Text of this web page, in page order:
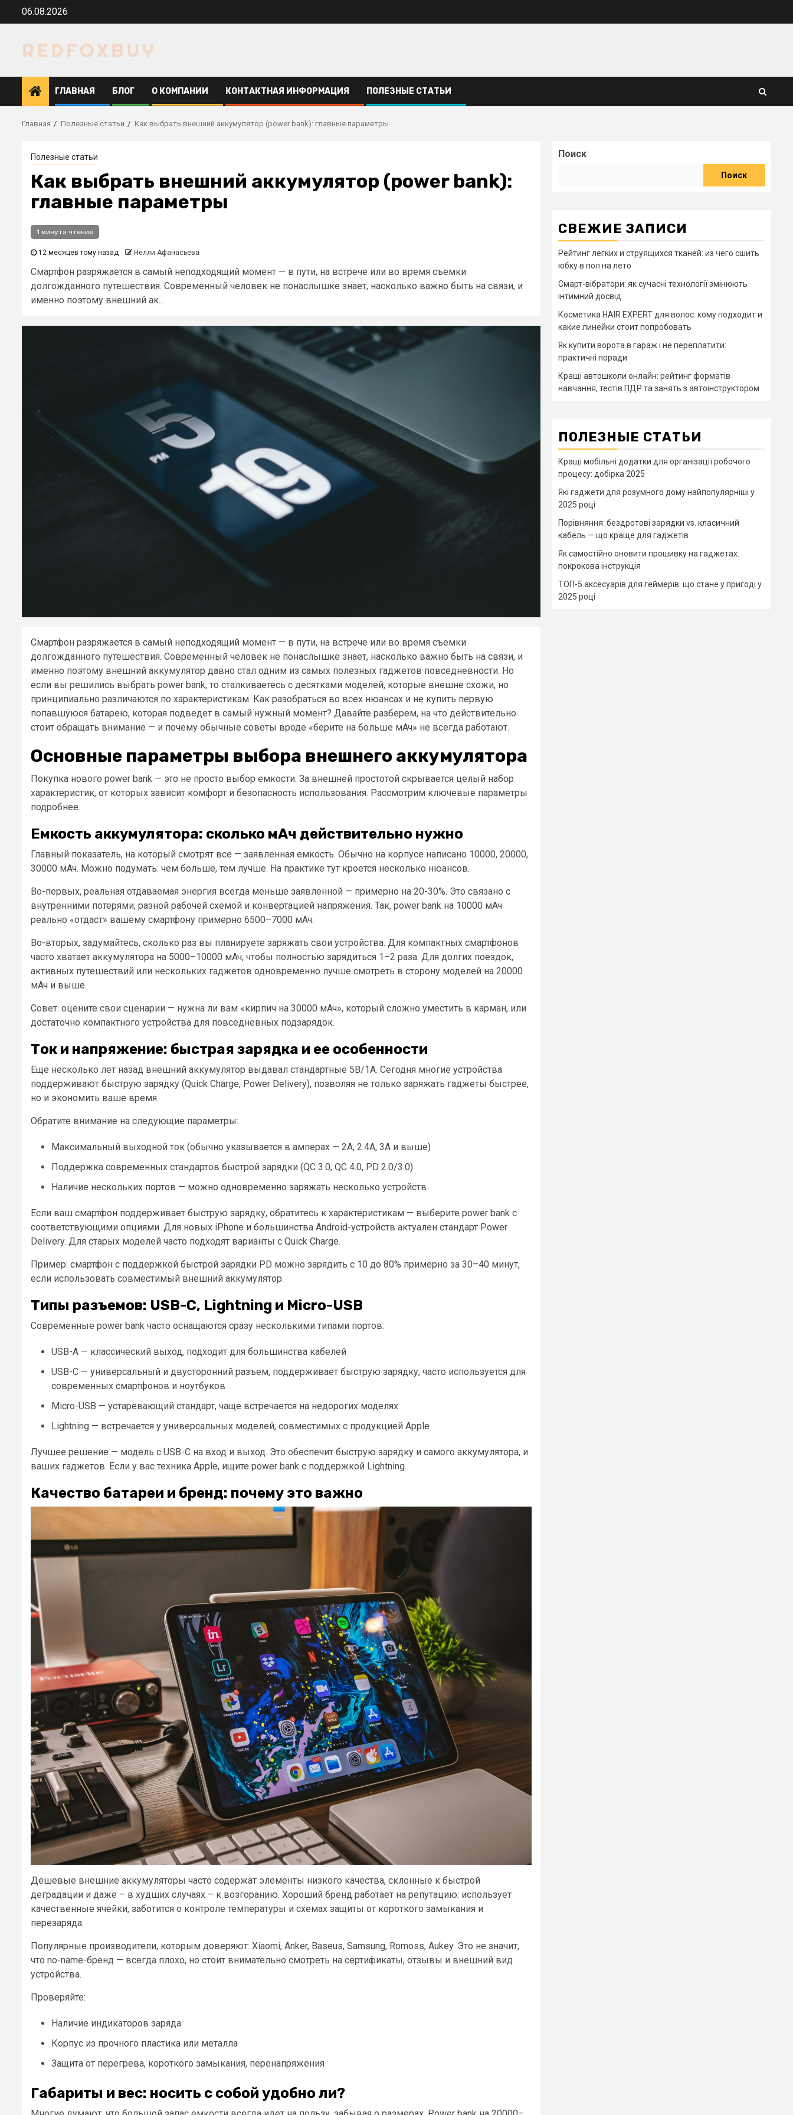
Перейти06.08.2026
ГЛАВНАЯ БЛОГ О КОМПАНИИ КОНТАКТНАЯ ИНФОРМАЦИЯ ПОЛЕЗНЫЕ СТАТЬИ
Главная Полезные статьи Как выбрать внешний аккумулятор (power bank): главные параметры
Полезные статьи
Как выбрать внешний аккумулятор (power bank):
главные параметры
1 минута чтение
12 месяцев тому назад Нелли Афанасьева
Смартфон разряжается в самый неподходящий момент — в пути, на встрече или во время съемки
долгожданного путешествия. Современный человек не понаслышке знает, насколько важно быть на связи, и
именно поэтому внешний ак...
Смартфон разряжается в самый неподходящий момент — в пути, на встрече или во время съемки
долгожданного путешествия. Современный человек не понаслышке знает, насколько важно быть на связи, и
именно поэтому внешний аккумулятор давно стал одним из самых полезных гаджетов повседневности. Но
если вы решились выбрать power bank, то сталкиваетесь с десятками моделей, которые внешне схожи, но
принципиально различаются по характеристикам. Как разобраться во всех нюансах и не купить первую
попавшуюся батарею, которая подведет в самый нужный момент? Давайте разберем, на что действительно
стоит обращать внимание — и почему обычные советы вроде «берите на больше мАч» не всегда работают.
Основные параметры выбора внешнего аккумулятора
Покупка нового power bank — это не просто выбор емкости. За внешней простотой скрывается целый набор
характеристик, от которых зависит комфорт и безопасность использования. Рассмотрим ключевые параметры
подробнее.
Емкость аккумулятора: сколько мАч действительно нужно
Главный показатель, на который смотрят все — заявленная емкость. Обычно на корпусе написано 10000, 20000,
30000 мАч. Можно подумать: чем больше, тем лучше. На практике тут кроется несколько нюансов.
Во-первых, реальная отдаваемая энергия всегда меньше заявленной — примерно на 20-30%. Это связано с
внутренними потерями, разной рабочей схемой и конвертацией напряжения. Так, power bank на 10000 мАч
реально «отдаст» вашему смартфону примерно 6500–7000 мАч.
Во-вторых, задумайтесь, сколько раз вы планируете заряжать свои устройства. Для компактных смартфонов
часто хватает аккумулятора на 5000–10000 мАч, чтобы полностью зарядиться 1–2 раза. Для долгих поездок,
активных путешествий или нескольких гаджетов одновременно лучше смотреть в сторону моделей на 20000
мАч и выше.
Совет: оцените свои сценарии — нужна ли вам «кирпич на 30000 мАч», который сложно уместить в карман, или
достаточно компактного устройства для повседневных подзарядок.
Ток и напряжение: быстрая зарядка и ее особенности
Еще несколько лет назад внешний аккумулятор выдавал стандартные 5В/1А. Сегодня многие устройства
поддерживают быструю зарядку (Quick Charge, Power Delivery), позволяя не только заряжать гаджеты быстрее,
но и экономить ваше время.
Обратите внимание на следующие параметры:
Максимальный выходной ток (обычно указывается в амперах — 2А, 2.4А, 3А и выше)
Поддержка современных стандартов быстрой зарядки (QC 3.0, QC 4.0, PD 2.0/3.0)
Наличие нескольких портов — можно одновременно заряжать несколько устройств
Если ваш смартфон поддерживает быструю зарядку, обратитесь к характеристикам — выберите power bank с
соответствующими опциями. Для новых iPhone и большинства Android-устройств актуален стандарт Power
Delivery. Для старых моделей часто подходят варианты с Quick Charge.
Пример: смартфон с поддержкой быстрой зарядки PD можно зарядить с 10 до 80% примерно за 30–40 минут,
если использовать совместимый внешний аккумулятор.
Типы разъемов: USB-C, Lightning и Micro-USB
Современные power bank часто оснащаются сразу несколькими типами портов:
USB-A — классический выход, подходит для большинства кабелей
USB-C — универсальный и двусторонний разъем, поддерживает быструю зарядку, часто используется для
современных смартфонов и ноутбуков
Micro-USB — устаревающий стандарт, чаще встречается на недорогих моделях
Lightning — встречается у универсальных моделей, совместимых с продукцией Apple
Лучшее решение — модель с USB-C на вход и выход. Это обеспечит быструю зарядку и самого аккумулятора, и
ваших гаджетов. Если у вас техника Apple, ищите power bank с поддержкой Lightning.
Качество батареи и бренд: почему это важно
Дешевые внешние аккумуляторы часто содержат элементы низкого качества, склонные к быстрой
деградации и даже – в худших случаях – к возгоранию. Хороший бренд работает на репутацию: использует
качественные ячейки, заботится о контроле температуры и схемах защиты от короткого замыкания и
перезаряда.
Популярные производители, которым доверяют: Xiaomi, Anker, Baseus, Samsung, Romoss, Aukey. Это не значит,
что no-name-бренд — всегда плохо, но стоит внимательно смотреть на сертификаты, отзывы и внешний вид
устройства.
Проверяйте:
Наличие индикаторов заряда
Корпус из прочного пластика или металла
Защита от перегрева, короткого замыкания, перенапряжения
Габариты и вес: носить с собой удобно ли?
Поиск
Поиск
СВЕЖИЕ ЗАПИСИ
Рейтинг легких и струящихся тканей: из чего сшить
юбку в пол на лето
Смарт-вібратори: як сучасні технології змінюють
інтимний досвід
Косметика HAIR EXPERT для волос: кому подходит и
какие линейки стоит попробовать
Як купити ворота в гараж і не переплатити:
практичні поради
Кращі автошколи онлайн: рейтинг форматів
навчання, тестів ПДР та занять з автоінструктором
ПОЛЕЗНЫЕ СТАТЬИ
Кращі мобільні додатки для організації робочого
процесу: добірка 2025
Які гаджети для розумного дому найпопулярніші у
2025 році
Порівняння: бездротові зарядки vs. класичний
кабель — що краще для гаджетів
Як самостійно оновити прошивку на гаджетах:
покрокова інструкція
ТОП-5 аксесуарів для геймерів: що стане у пригоді у
2025 році